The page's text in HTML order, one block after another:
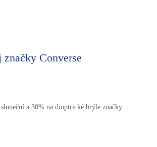
Converse
a 30% na dioptrické brýle značky